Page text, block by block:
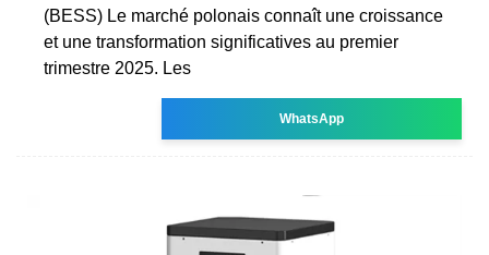
(BESS) Le marché polonais connaît une croissance
et une transformation significatives au premier
trimestre 2025. Les
WhatsApp